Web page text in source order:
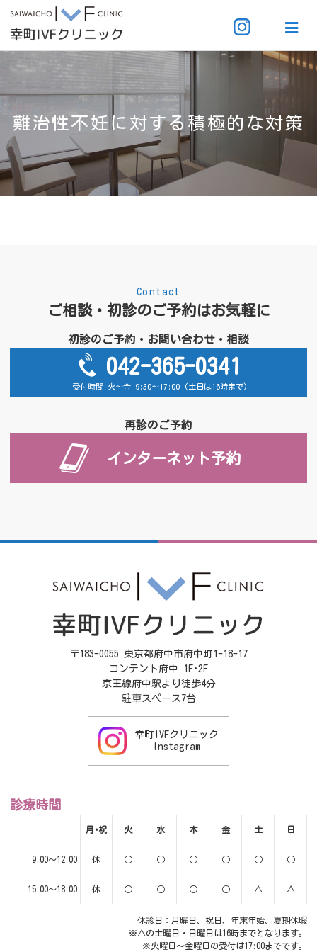
難治性不妊に対する積極的な対策
ご相談・初診のご予約はお気軽に
Contact
初診のご予約・お問い合わせ・相談
042-365-0341
受付時間 火～金 9:30～17:00 (土日は16時まで)
再診のご予約
インターネット予約
〒183-0055 東京都府中市府中町1-18-17
コンテント府中 1F･2F
京王線府中駅より徒歩4分
駐車スペース7台
幸町IVFクリニック
Instagram
診療時間
月･祝 火 水 木 金 土 日
9:00～12:00 休 ○ ○ ○ ○ ○ ○
15:00～18:00 休 ○ ○ ○ ○ △ △
休診日：月曜日、祝日、年末年始、夏期休暇
※△の土曜日・日曜日は16時までとなります。
※火曜日～金曜日の受付は17:00までです。